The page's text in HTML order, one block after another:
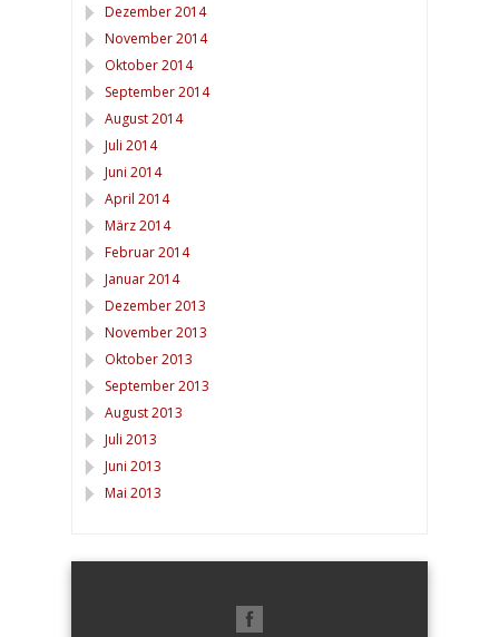
Dezember 2014
November 2014
Oktober 2014
September 2014
August 2014
Juli 2014
Juni 2014
April 2014
März 2014
Februar 2014
Januar 2014
Dezember 2013
November 2013
Oktober 2013
September 2013
August 2013
Juli 2013
Juni 2013
Mai 2013